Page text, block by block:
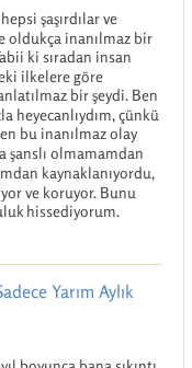
şaşırdılar ve
oldukça inanılmaz bir
ki sıradan insan
ilkelere göre
bir şeydi. Ben
heyecanlıydım, çünkü
bu inanılmaz olay
şanslı olmamamdan
kaynaklanıyordu,
ve koruyor. Bunu
hissediyorum.
Yarım Aylık